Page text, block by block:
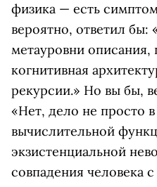
физика — есть
вероятно, ответил
метауровни описания,
когнитивная
рекурсии.» Но вы бы,
«Нет, дело не просто
вычислительной
экзистенциальной
совпадения человека